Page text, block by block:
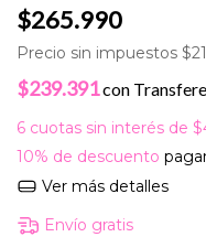
$265.990
Precio sin impuestos
$239.391con
6 cuotas sin interés de
10% de descuento
Ver más detalles
Envío gratis